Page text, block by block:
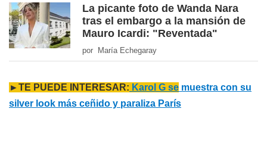
La picante foto de Wanda Nara
tras el embargo a la mansión de
Mauro Icardi: "Reventada"
por María Echegaray
►TE PUEDE INTERESAR: Karol G se muestra con su
silver look más ceñido y paraliza París